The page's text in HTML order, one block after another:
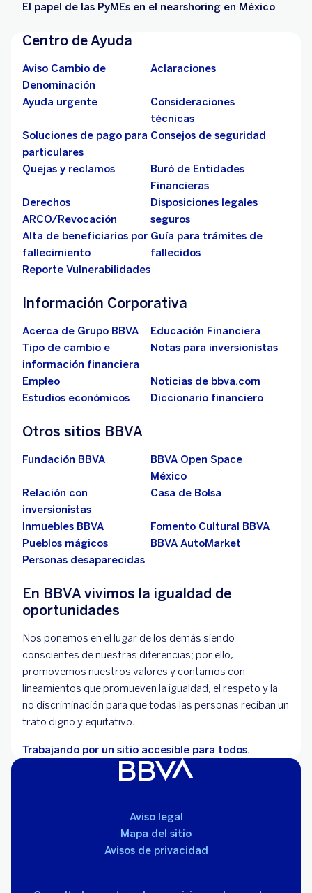
El papel de las PyMEs en el nearshoring en México
Centro de Ayuda
Aviso Cambio de
Denominación
Aclaraciones
Ayuda urgente
Consideraciones
técnicas
Soluciones de pago para
particulares
Consejos de seguridad
Quejas y reclamos
Buró de Entidades
Financieras
Derechos
ARCO/Revocación
Disposiciones legales
seguros
Alta de beneficiarios por
fallecimiento
Guía para trámites de
fallecidos
Reporte Vulnerabilidades
Información Corporativa
Acerca de Grupo BBVA
Educación Financiera
Tipo de cambio e
información financiera
Notas para inversionistas
Empleo
Noticias de bbva.com
Estudios económicos
Diccionario financiero
Otros sitios BBVA
Fundación BBVA
BBVA Open Space
México
Relación con
inversionistas
Casa de Bolsa
Inmuebles BBVA
Fomento Cultural BBVA
Pueblos mágicos
BBVA AutoMarket
Personas desaparecidas
En BBVA vivimos la igualdad de
oportunidades
Nos ponemos en el lugar de los demás siendo
conscientes de nuestras diferencias; por ello,
promovemos nuestros valores y contamos con
lineamientos que promueven la igualdad, el respeto y la
no discriminación para que todas las personas reciban un
trato digno y equitativo.
Trabajando por un sitio accesible para todos.
Aviso legal
Mapa del sitio
Avisos de privacidad